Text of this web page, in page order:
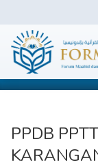
content
FORMAQIN
PPDB